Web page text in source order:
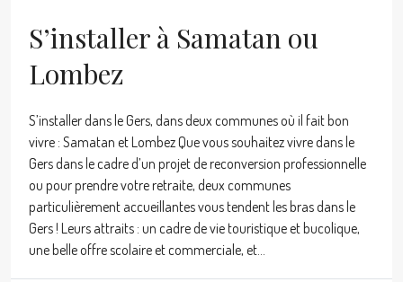
S’installer à Samatan ou
Lombez
S’installer dans le Gers, dans deux communes où il fait bon
vivre : Samatan et Lombez Que vous souhaitez vivre dans le
Gers dans le cadre d’un projet de reconversion professionnelle
ou pour prendre votre retraite, deux communes
particulièrement accueillantes vous tendent les bras dans le
Gers ! Leurs attraits : un cadre de vie touristique et bucolique,
une belle offre scolaire et commerciale, et...